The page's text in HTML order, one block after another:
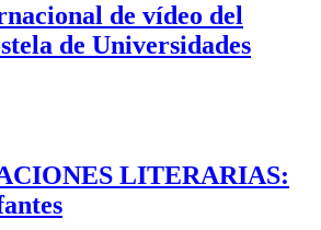
de vídeo del
de Universidades
LITERARIAS: